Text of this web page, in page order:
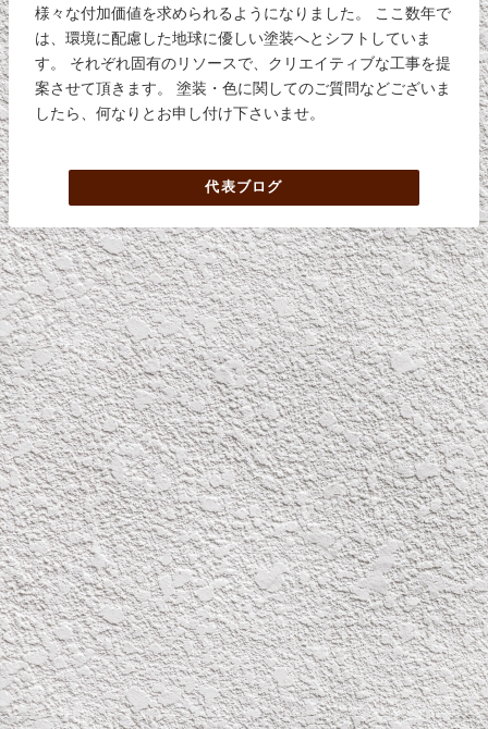
様々な付加価値を求められるようになりました。 ここ数年で
は、環境に配慮した地球に優しい塗装へとシフトしていま
す。 それぞれ固有のリソースで、クリエイティブな工事を提
案させて頂きます。 塗装・色に関してのご質問などございま
したら、何なりとお申し付け下さいませ。
代表ブログ